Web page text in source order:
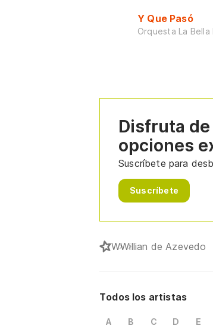
Y Que Pasó
Orquesta La Bella
Disfruta
opciones
Suscríbete para
Suscríbete
WWillian de Azevedo
Todos los artistas
A B C D E